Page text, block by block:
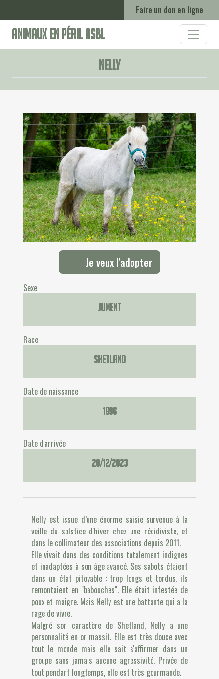
Faire un don en ligne
Animaux en Péril ASBL
Nelly
Je veux l'adopter
Sexe
Jument
Race
Shetland
Date de naissance
1996
Date d'arrivée
20/12/2023
Nelly est issue d’une énorme saisie survenue à la
veille du solstice d'hiver chez une récidiviste, et
dans le collimateur des associations depuis 2011.
Elle vivait dans des conditions totalement indignes
et inadaptées à son âge avancé. Ses sabots étaient
dans un état pitoyable : trop longs et tordus, ils
remontaient en "babouches". Elle était infestée de
poux et maigre. Mais Nelly est une battante qui a la
rage de vivre.
Malgré son caractère de Shetland, Nelly a une
personnalité en or massif. Elle est très douce avec
tout le monde mais elle sait s'affirmer dans un
groupe sans jamais aucune agressivité. Privée de
tout pendant longtemps, elle est très gourmande.